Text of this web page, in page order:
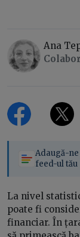
Ana
Adaugă-
feed-ul tău
La nivel
poate fi
financiar. În